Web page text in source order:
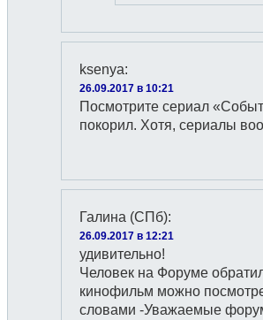
ksenya:
26.09.2017 в 10:21
Посмотрите сериал
покорил. Хотя, сериалы
Галина (СПб):
26.09.2017 в 12:21
удивительно!
Человек на Форуме
кинофильм можно
словами -Уважаемые